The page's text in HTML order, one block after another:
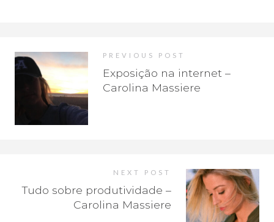
PREVIOUS POST
Exposição na internet –
Carolina Massiere
NEXT POST
Tudo sobre produtividade –
Carolina Massiere